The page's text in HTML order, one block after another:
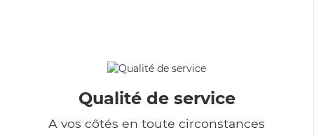
Qualité de service
A vos côtés en toute circonstances